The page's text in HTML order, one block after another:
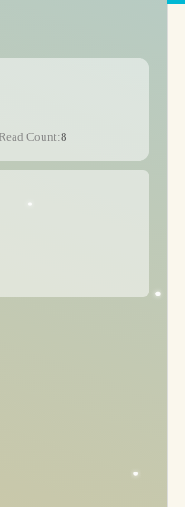
Read Count:8